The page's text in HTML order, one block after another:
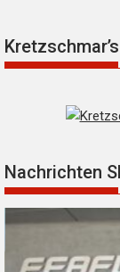
Nachrichten